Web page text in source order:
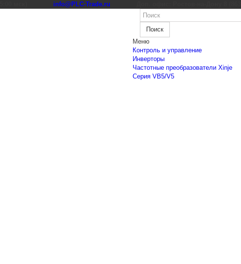
info@PLC-Trade.ru
Поиск
Меню
Контроль и управление
Инверторы
Частотные преобразователи Xinje
Cерия VB5/V5